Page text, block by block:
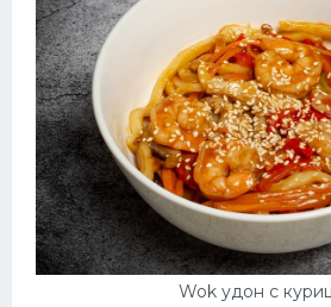
Wok удон с